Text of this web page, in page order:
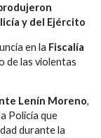
y del Ejército
en la Fiscalía
de las violentas
Lenín Moreno,
Policía que
durante la